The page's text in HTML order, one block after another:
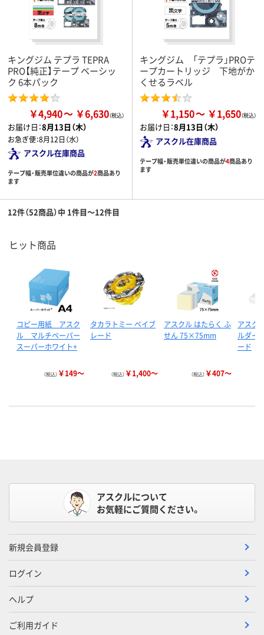
キングジム テプラ TEPRA
PRO【純正】テープ ベーシッ
ク 6本パック
￥4,940 ￥6,630
お届け日：8月13日（木）
お急ぎ便：8月12日（水）
アスクル在庫商品
テープ幅・販売単位違いの商品が2商品あり
ます
キングジム 「テプラ」PROテ
ープカートリッジ 下地がか
くせるラベル
￥1,150 ￥1,650
お届け日：8月13日（木）
アスクル在庫商品
テープ幅・販売単位違いの商品が4商品あり
ます
12件（52商品）中 1件目～12件目
ヒット商品
コピー用紙 アスク
ル マルチペーパー
スーパーホワイト+
（税込） ￥149～
タカラトミー ベイブ
レード
（税込） ￥1,400～
アスクル はたらく ふ
せん 75×75mm
（税込） ￥407～
アスク
ルダー
ード
アスクルについて
お気軽にご質問ください。
新規会員登録
ログイン
ヘルプ
ご利用ガイド